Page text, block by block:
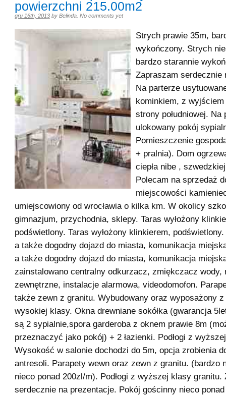
powierzchni 215.00m2
gru 16th, 2013 by Belinda No comments yet
Strych prawie 35m,
wykończony. Strych
bardzo starannie
Zapraszam serdecznie
Na parterze
kominkiem, z
strony południowej. Na
ulokowany pokój
Pomieszczenie
+ pralnia). Dom
ciepła nibe ,
Polecam na sprzedaż
miejscowości
umiejscowiony od wrocławia o kilka km. W okolicy
gimnazjum, przychodnia, sklepy. Taras wyłożony
podświetlony. Taras wyłożony klinkierem,
a także dogodny dojazd do miasta, komunikacja
a także dogodny dojazd do miasta, komunikacja
zainstalowano centralny odkurzacz, zmiękczacz wody,
zewnętrzne, instalacje alarmowa, videodomofon.
także zewn z granitu. Wybudowany oraz wyposażony z
wysokiej klasy. Okna drewniane sokółka (gwarancja
są 2 sypialnie,spora garderoba z oknem prawie 8m
przeznaczyć jako pokój) + 2 łazienki. Podłogi z
Wysokość w salonie dochodzi do 5m, opcja zrobienia
antresoli. Parapety wewn oraz zewn z granitu. (bardzo
nieco ponad 200zl/m). Podłogi z wyższej klasy granitu.
serdecznie na prezentacje. Pokój gościnny nieco ponad